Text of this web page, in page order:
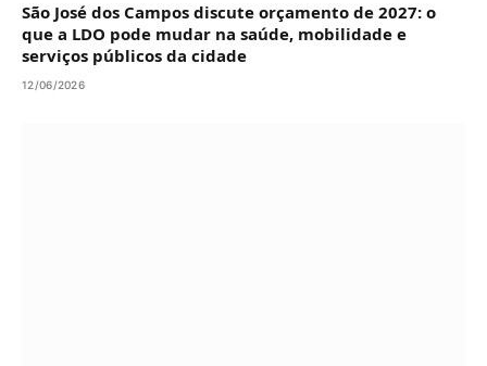
São José dos Campos discute orçamento de 2027: o
que a LDO pode mudar na saúde, mobilidade e
serviços públicos da cidade
12/06/2026